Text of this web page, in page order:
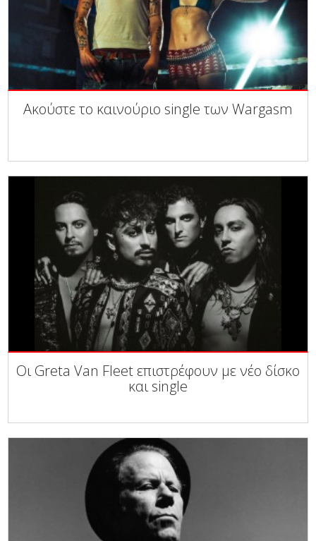
Ακούστε το καινούριο single των Wargasm
Οι Greta Van Fleet επιστρέφουν με νέο δίσκο
και single